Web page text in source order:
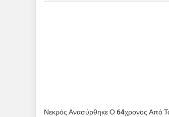
Νεκρός Ανασύρθηκε Ο 64χρονος Από